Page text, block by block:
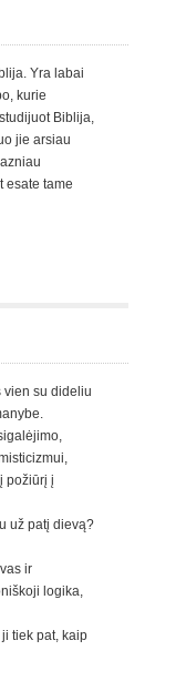
Yra labai
kurie
Biblija,
jie arsiau
esate tame
vien su dideliu
požiūrį į
už patį dievą?
ir
logika,
tiek pat, kaip